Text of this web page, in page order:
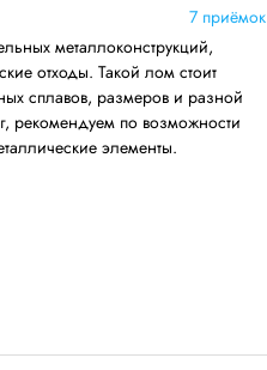
7 приёмок
металлоконструкций,
отходы. Такой лом стоит
сплавов, размеров и разной
рекомендуем по возможности
элементы.